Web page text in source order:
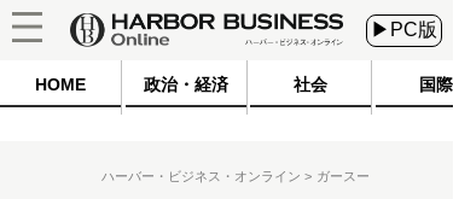
▶PC版
HOME 政治・経済 社会 国際
ハーバー・ビジネス・オンライン ガースー